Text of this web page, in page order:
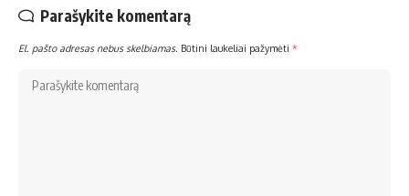
Parašykite komentarą
El. pašto adresas nebus skelbiamas. Būtini laukeliai pažymėti *